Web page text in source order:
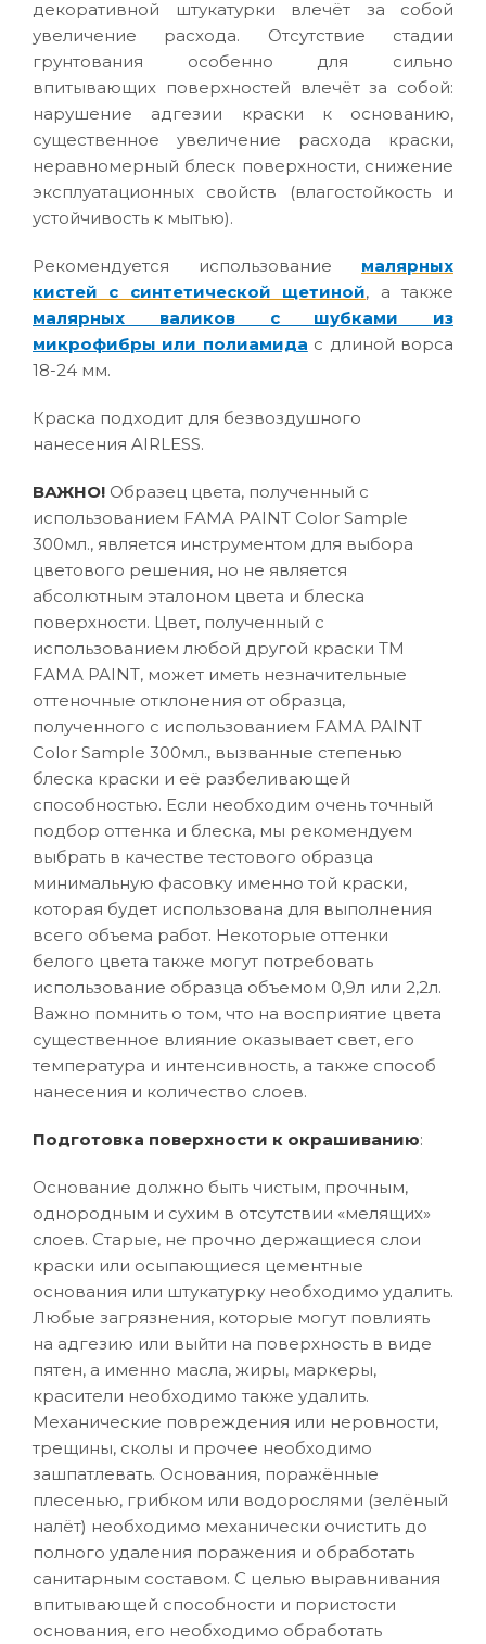
декоративной штукатурки влечёт за собой
увеличение расхода. Отсутствие стадии
грунтования особенно для сильно
впитывающих поверхностей влечёт за собой:
нарушение адгезии краски к основанию,
существенное увеличение расхода краски,
неравномерный блеск поверхности, снижение
эксплуатационных свойств (влагостойкость и
устойчивость к мытью).
Рекомендуется использование малярных
кистей с синтетической щетиной, а также
малярных валиков с шубками из
микрофибры или полиамида с длиной ворса
18-24 мм.
Краска подходит для безвоздушного
нанесения AIRLESS.
ВАЖНО! Образец цвета, полученный с
использованием FAMA PAINT Color Sample
300мл., является инструментом для выбора
цветового решения, но не является
абсолютным эталоном цвета и блеска
поверхности. Цвет, полученный с
использованием любой другой краски ТМ
FAMA PAINT, может иметь незначительные
оттеночные отклонения от образца,
полученного с использованием FAMA PAINT
Color Sample 300мл., вызванные степенью
блеска краски и её разбеливающей
способностью. Если необходим очень точный
подбор оттенка и блеска, мы рекомендуем
выбрать в качестве тестового образца
минимальную фасовку именно той краски,
которая будет использована для выполнения
всего объема работ. Некоторые оттенки
белого цвета также могут потребовать
использование образца объемом 0,9л или 2,2л.
Важно помнить о том, что на восприятие цвета
существенное влияние оказывает свет, его
температура и интенсивность, а также способ
нанесения и количество слоев.
Подготовка поверхности к окрашиванию:
Основание должно быть чистым, прочным,
однородным и сухим в отсутствии «мелящих»
слоев. Старые, не прочно держащиеся слои
краски или осыпающиеся цементные
основания или штукатурку необходимо удалить.
Любые загрязнения, которые могут повлиять
на адгезию или выйти на поверхность в виде
пятен, а именно масла, жиры, маркеры,
красители необходимо также удалить.
Механические повреждения или неровности,
трещины, сколы и прочее необходимо
зашпатлевать. Основания, поражённые
плесенью, грибком или водорослями (зелёный
налёт) необходимо механически очистить до
полного удаления поражения и обработать
санитарным составом. С целью выравнивания
впитывающей способности и пористости
основания, его необходимо обработать